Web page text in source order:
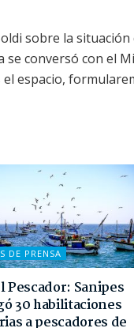
sobre la situación
conversó con el
espacio,
DE PRENSA
Pescador: Sanipes
30 habilitaciones
a pescadores de